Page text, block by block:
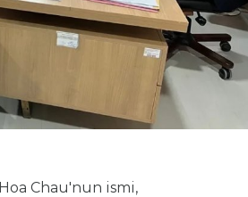
Chau'nun ismi,